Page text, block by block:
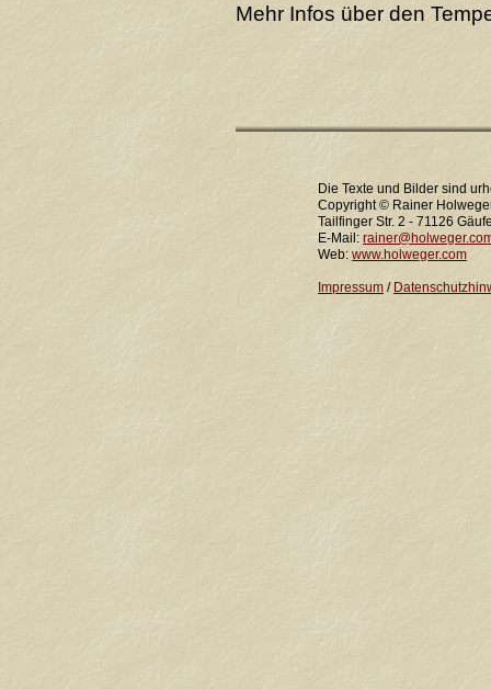
Mehr Infos über den
Die Texte und Bilder sind
Copyright © Rainer
Tailfinger Str. 2 - 71126
E-Mail:
Web: www.holweger.com
Impressum /